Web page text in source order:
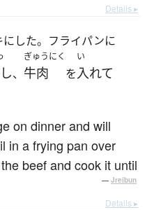
Details ▸
にした。フライパンに
、
ぎゅうにく
牛肉 を
い
入れて
on dinner and will
in a frying pan over
beef and cook it until
— Jreibun
Details ▸